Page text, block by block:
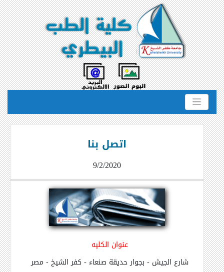
اتصل بنا
9/2/2020
عنوان الكليه
شارع الجيش - بجوار حديقة صنعاء - كفر الشيخ - مصر